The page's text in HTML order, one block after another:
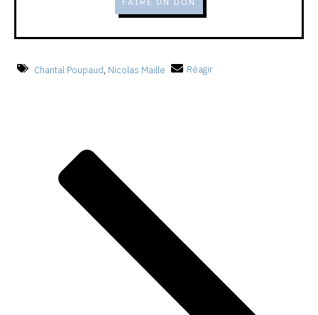
Chantal Poupaud Nicolas Maille Réagir